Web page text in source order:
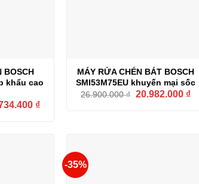
BOSCH
khẩu cao
₫Giá
35.734.400 ₫.
MÁY RỬA CHÉN BÁT BOSCH
SMI53M75EU khuyến mại sốc
26.900.000₫ Giá
20.982.000 ₫Giá
-35%